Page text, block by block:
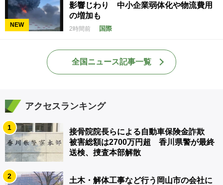
NEW
影響じわり 中小企業弱体化や物流費用
の増加も
2時間前 国際
全国ニュース記事一覧
アクセスランキング
1
接骨院院長らによる自動車保険金詐欺
被害総額は2700万円超 香川県警が最終
送検、捜査本部解散
2
土木・解体工事など行う岡山市の会社に